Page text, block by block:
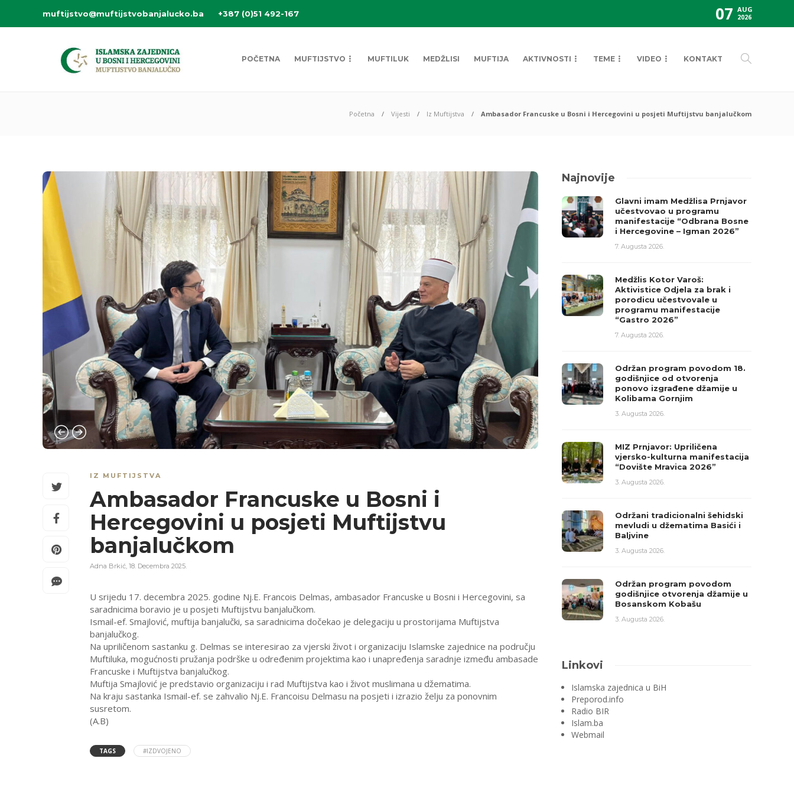
muftijstvo@muftijstvobanjalucko.ba +387 (0)51 492-167 07 AUG
2026
POČETNA MUFTIJSTVO MUFTILUK MEDŽLISI MUFTIJA AKTIVNOSTI TEME VIDEO KONTAKT
Početna Vijesti Iz Muftijstva Ambasador Francuske u Bosni i Hercegovini u posjeti Muftijstvu banjalučkom
IZ MUFTIJSTVA
Ambasador Francuske u Bosni i
Hercegovini u posjeti Muftijstvu
banjalučkom
Adna Brkić, 18. Decembra 2025.
U srijedu 17. decembra 2025. godine Nj.E. Francois Delmas, ambasador Francuske u Bosni i Hercegovini, sa
saradnicima boravio je u posjeti Muftijstvu banjalučkom.
Ismail-ef. Smajlović, muftija banjalučki, sa saradnicima dočekao je delegaciju u prostorijama Muftijstva
banjalučkog.
Na upriličenom sastanku g. Delmas se interesirao za vjerski život i organizaciju Islamske zajednice na području
Muftiluka, mogućnosti pružanja podrške u određenim projektima kao i unapređenja saradnje između ambasade
Francuske i Muftijstva banjalučkog.
Muftija Smajlović je predstavio organizaciju i rad Muftijstva kao i život muslimana u džematima.
Na kraju sastanka Ismail-ef. se zahvalio Nj.E. Francoisu Delmasu na posjeti i izrazio želju za ponovnim
susretom.
(A.B)
TAGS #IZDVOJENO
Najnovije
Glavni imam Medžlisa Prnjavor
učestvovao u programu
manifestacije “Odbrana Bosne
i Hercegovine – Igman 2026”
7. Augusta 2026.
Medžlis Kotor Varoš:
Aktivistice Odjela za brak i
porodicu učestvovale u
programu manifestacije
“Gastro 2026”
7. Augusta 2026.
Održan program povodom 18.
godišnjice od otvorenja
ponovo izgrađene džamije u
Kolibama Gornjim
3. Augusta 2026.
MIZ Prnjavor: Upriličena
vjersko-kulturna manifestacija
“Dovište Mravica 2026”
3. Augusta 2026.
Održani tradicionalni šehidski
mevludi u džematima Basići i
Baljvine
3. Augusta 2026.
Održan program povodom
godišnjice otvorenja džamije u
Bosanskom Kobašu
3. Augusta 2026.
Linkovi
Islamska zajednica u BiH
Preporod.info
Radio BIR
Islam.ba
Webmail